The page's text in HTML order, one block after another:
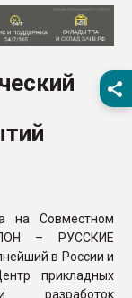
28.07.2026
первый план в
28.07.2026
ситуацией на
Всё, что касается
на Совместном
– РУССКИЕ
в России и
прикладных
разработок